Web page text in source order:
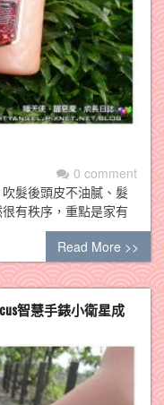
0 comment
髮後頭皮不油膩、髮
有秩序，重點是家有
Read More >>
智慧手錶小衛星成